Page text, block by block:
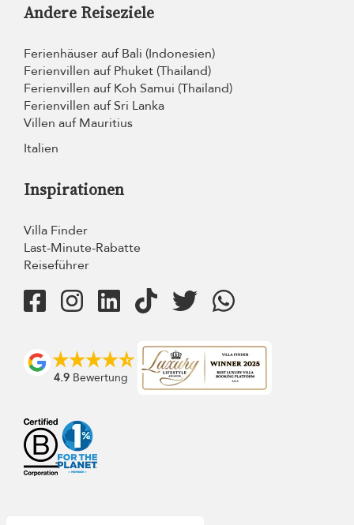
Andere Reiseziele
Ferienhäuser auf Bali (Indonesien)
Ferienvillen auf Phuket (Thailand)
Ferienvillen auf Koh Samui (Thailand)
Ferienvillen auf Sri Lanka
Villen auf Mauritius
Italien
Inspirationen
Villa Finder
Last-Minute-Rabatte
Reiseführer
4.9 Bewertung